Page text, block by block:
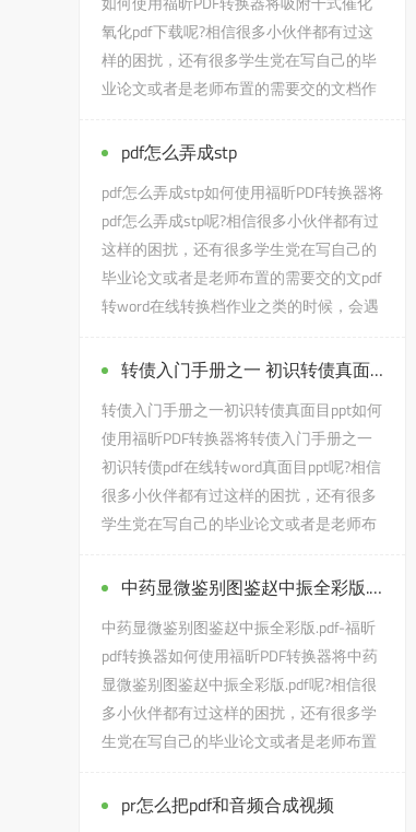
氧化pdf下载呢?相信很多小伙伴都有过这
样的困扰，还有很多学生党在写自己的毕
业论文或者是老师布置的需要交的文档作
pdf怎么弄成stp
pdf怎么弄成stp如何使用福昕PDF转换器将
pdf怎么弄成stp呢?相信很多小伙伴都有过
这样的困扰，还有很多学生党在写自己的
毕业论文或者是老师布置的需要交的文pdf
转word在线转换档作业之类的时候，会遇
转债入门手册之一 初识转债真面目ppt
转债入门手册之一初识转债真面目ppt如何
使用福昕PDF转换器将转债入门手册之一
初识转债pdf在线转word真面目ppt呢?相信
很多小伙伴都有过这样的困扰，还有很多
学生党在写自己的毕业论文或者是老师布
中药显微鉴别图鉴赵中振全彩版.pdf
中药显微鉴别图鉴赵中振全彩版.pdf-福昕
pdf转换器如何使用福昕PDF转换器将中药
显微鉴别图鉴赵中振全彩版.pdf呢?相信很
多小伙伴都有过这样的困扰，还有很多学
生党在写自己的毕业论文或者是老师布置
pr怎么把pdf和音频合成视频